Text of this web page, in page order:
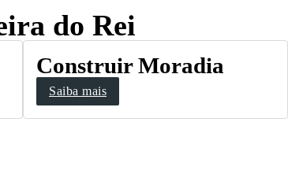
do Rei
Construir Moradia
Saiba mais